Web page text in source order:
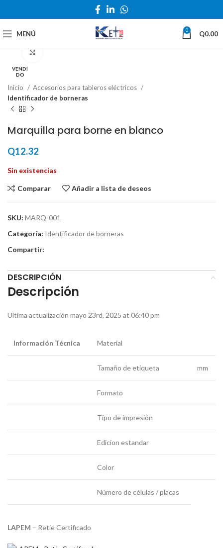
MENÚ 0 Q0.00
VENDI
DO
Inicio
Accesorios para tableros eléctricos
Identificador de borneras
Marquilla para borne en blanco
Q12.32
Sin existencias
Comparar Añadir a lista de deseos
SKU: MARQ-001
Categoría: Identificador de borneras
Compartir:
DESCRIPCIÓN
Descripción
Ultima actualización mayo 23rd, 2025 at 06:40 pm
Información Técnica Material
Tamaño de etiqueta mm
Formato
Tipo de impresión
Edicion estandar
Color
Número de células / placas
LAPEM – Retie Certificado